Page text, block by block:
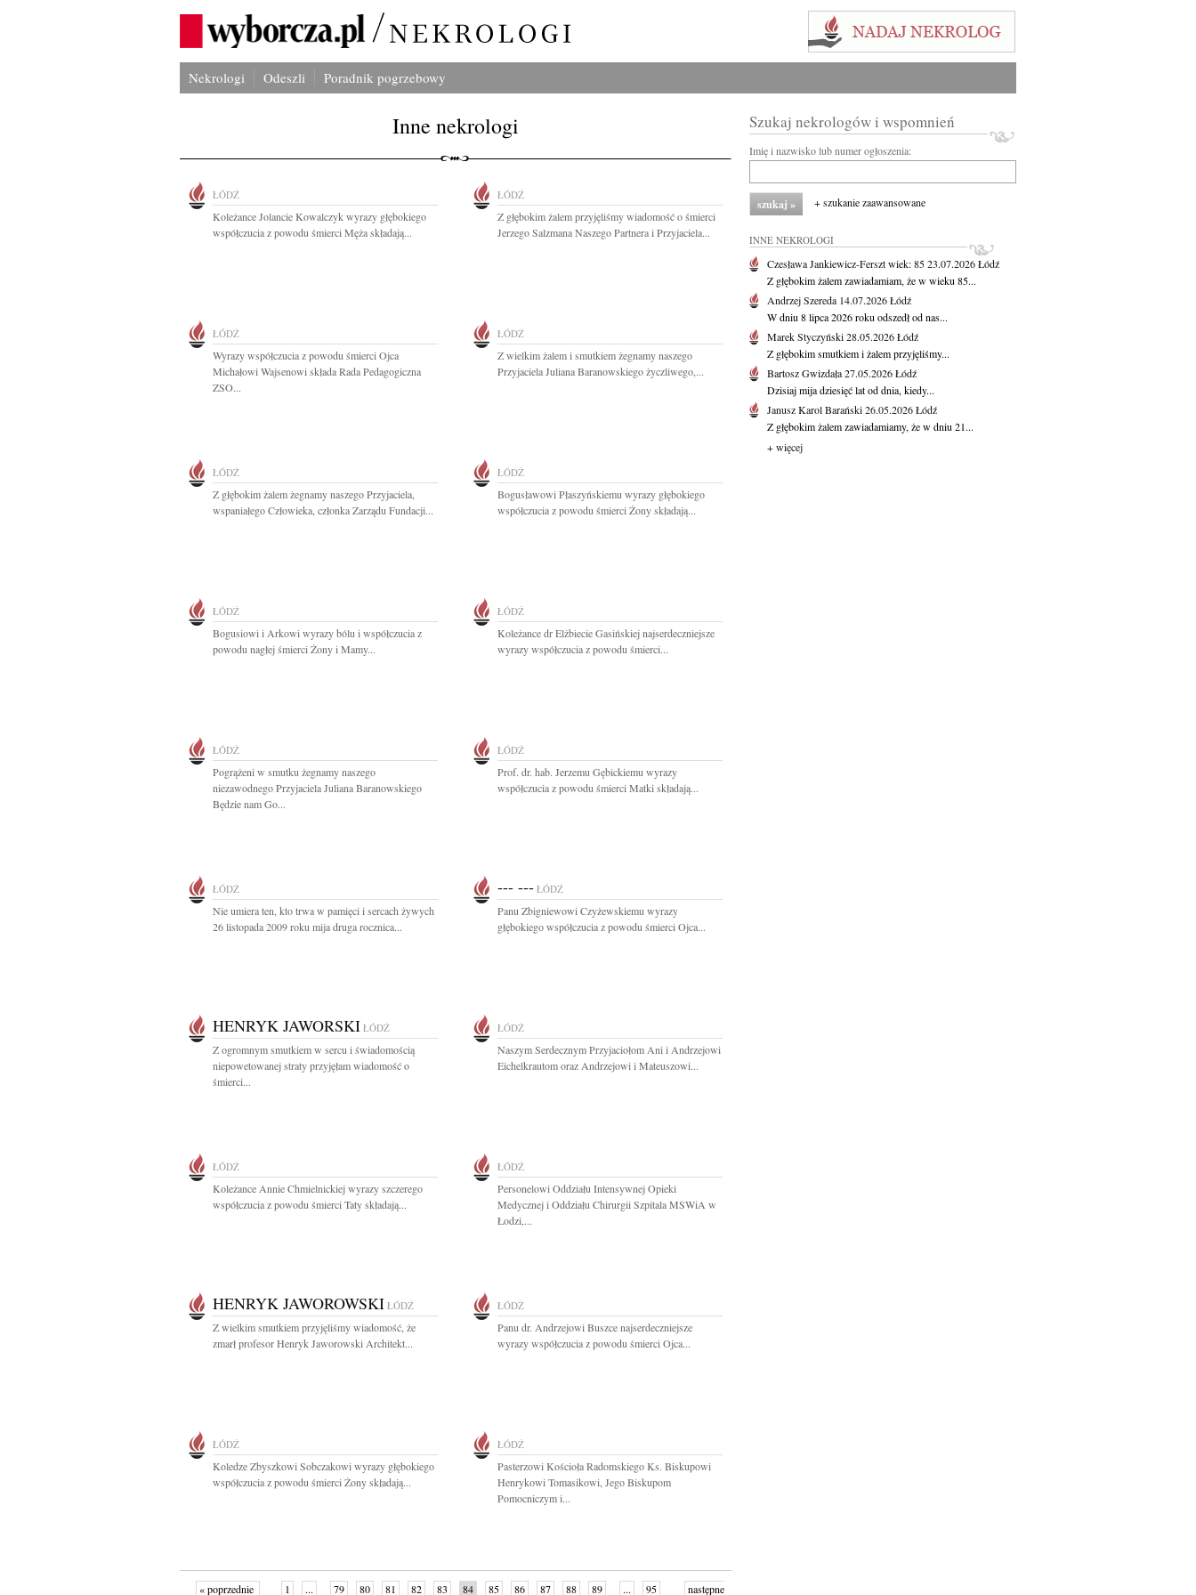
Nekrologi Odeszli Poradnik pogrzebowy
Inne nekrologi
ŁÓDŹ
Koleżance Jolancie Kowalczyk wyrazy głębokiego
współczucia z powodu śmierci Męża składają...
ŁÓDŹ
Z głębokim żalem przyjęliśmy wiadomość o śmierci
Jerzego Salzmana Naszego Partnera i Przyjaciela...
ŁÓDŹ
Wyrazy współczucia z powodu śmierci Ojca
Michałowi Wajsenowi składa Rada Pedagogiczna
ZSO...
ŁÓDŹ
Z wielkim żalem i smutkiem żegnamy naszego
Przyjaciela Juliana Baranowskiego życzliwego,...
ŁÓDŹ
Z głębokim żalem żegnamy naszego Przyjaciela,
wspaniałego Człowieka, członka Zarządu Fundacji...
ŁÓDŹ
Bogusławowi Płaszyńskiemu wyrazy głębokiego
współczucia z powodu śmierci Żony składają...
ŁÓDŹ
Bogusiowi i Arkowi wyrazy bólu i współczucia z
powodu nagłej śmierci Żony i Mamy...
ŁÓDŹ
Koleżance dr Elżbiecie Gasińskiej najserdeczniejsze
wyrazy współczucia z powodu śmierci...
ŁÓDŹ
Pogrążeni w smutku żegnamy naszego
niezawodnego Przyjaciela Juliana Baranowskiego
Będzie nam Go...
ŁÓDŹ
Prof. dr. hab. Jerzemu Gębickiemu wyrazy
współczucia z powodu śmierci Matki składają...
ŁÓDŹ
Nie umiera ten, kto trwa w pamięci i sercach żywych
26 listopada 2009 roku mija druga rocznica...
--- --- ŁÓDŹ
Panu Zbigniewowi Czyżewskiemu wyrazy
głębokiego współczucia z powodu śmierci Ojca...
HENRYK JAWORSKI ŁÓDŹ
Z ogromnym smutkiem w sercu i świadomością
niepowetowanej straty przyjęłam wiadomość o
śmierci...
ŁÓDŹ
Naszym Serdecznym Przyjaciołom Ani i Andrzejowi
Eichelkrautom oraz Andrzejowi i Mateuszowi...
ŁÓDŹ
Koleżance Annie Chmielnickiej wyrazy szczerego
współczucia z powodu śmierci Taty składają...
ŁÓDŹ
Personelowi Oddziału Intensywnej Opieki
Medycznej i Oddziału Chirurgii Szpitala MSWiA w
Łodzi,...
HENRYK JAWOROWSKI ŁÓDŹ
Z wielkim smutkiem przyjęliśmy wiadomość, że
zmarł profesor Henryk Jaworowski Architekt...
ŁÓDŹ
Panu dr. Andrzejowi Buszce najserdeczniejsze
wyrazy współczucia z powodu śmierci Ojca...
ŁÓDŹ
Koledze Zbyszkowi Sobczakowi wyrazy głębokiego
współczucia z powodu śmierci Żony składają...
ŁÓDŹ
Pasterzowi Kościoła Radomskiego Ks. Biskupowi
Henrykowi Tomasikowi, Jego Biskupom
Pomocniczym i...
« poprzednie 1 ... 79 80 81 82 83 84 85 86 87 88 89 ... 95 następne
Szukaj nekrologów i wspomnień
Imię i nazwisko lub numer ogłoszenia:
+ szukanie zaawansowane
INNE NEKROLOGI
Czesława Jankiewicz-Fersztwiek: 8523.07.2026Łódź
Z głębokim żalem zawiadamiam, że w wieku 85...
Andrzej Szereda 14.07.2026Łódź
W dniu 8 lipca 2026 roku odszedł od nas...
Marek Styczyński28.05.2026Łódź
Z głębokim smutkiem i żalem przyjęliśmy...
Bartosz Gwizdała27.05.2026Łódź
Dzisiaj mija dziesięć lat od dnia, kiedy...
Janusz Karol Barański26.05.2026Łódź
Z głębokim żalem zawiadamiamy, że w dniu 21...
+ więcej